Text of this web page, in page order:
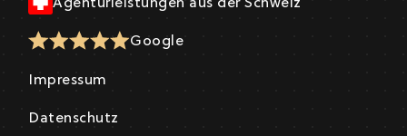
Agenturleistungen aus der Schweiz
Google
Impressum
Datenschutz